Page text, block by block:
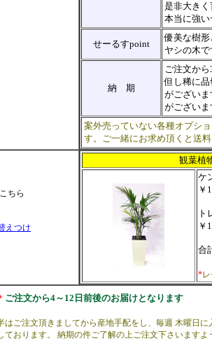
是非大きく
本当に強い
せーるすpoint
優美な樹
ヤシの木で
納 期
ご注文から
但し稀に
がございま
がございま
案外売っていない各種オプシ
す。ご一緒にお求め頂くと送料
ちら
えつけ
観葉植
ケ
￥
ト
￥
合
*
ご注文から4～12日前後のお届けとなります
ご注文頂きましてから産地手配をし、毎週 木曜日に
おります。 納期の件ご了解の上ご注文下さいますよ